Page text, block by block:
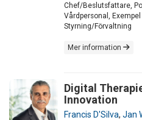
Chef/Beslutsfattare,
Vårdpersonal,
Styrning/Förvaltning
Mer information
Digital
Innovation
Francis D'Silva, Jan